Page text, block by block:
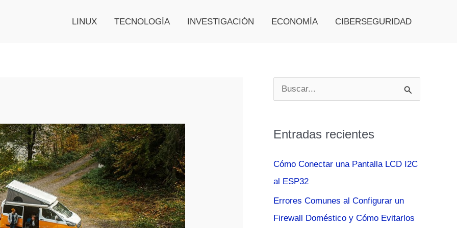
LINUX TECNOLOGÍA INVESTIGACIÓN ECONOMÍA CIBERSEGURIDAD
u
c
o
r
Entradas recientes
Cómo Conectar una Pantalla LCD I2C
al ESP32
Errores Comunes al Configurar un
Firewall Doméstico y Cómo Evitarlos